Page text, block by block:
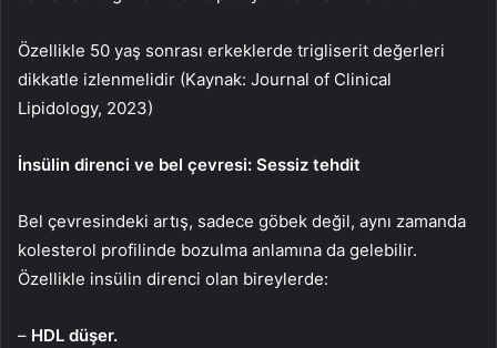
Özellikle 50 yaş sonrası erkeklerde trigliserit değerleri
dikkatle izlenmelidir (Kaynak: Journal of Clinical
Lipidology, 2023)
İnsülin direnci ve bel çevresi: Sessiz tehdit
Bel çevresindeki artış, sadece göbek değil, aynı zamanda
kolesterol profilinde bozulma anlamına da gelebilir.
Özellikle insülin direnci olan bireylerde:
– HDL düşer.